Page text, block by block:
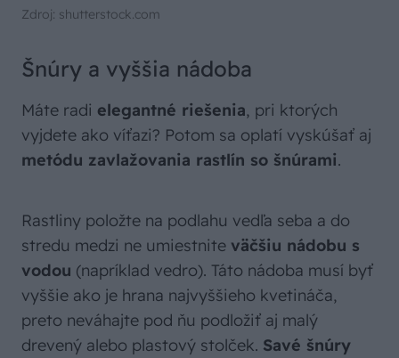
Zdroj: shutterstock.com
Šnúry a vyššia nádoba
Máte radi elegantné riešenia, pri ktorých
vyjdete ako víťazi? Potom sa oplatí vyskúšať aj
metódu zavlažovania rastlín so šnúrami.
Rastliny položte na podlahu vedľa seba a do
stredu medzi ne umiestnite väčšiu nádobu s
vodou (napríklad vedro). Táto nádoba musí byť
vyššie ako je hrana najvyššieho kvetináča,
preto neváhajte pod ňu podložiť aj malý
drevený alebo plastový stolček. Savé šnúry